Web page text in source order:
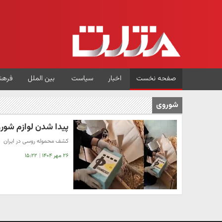
صفحه نخست اخبار سیاست بین الملل
شوروی
پیدا شدن لوازم
کشف محموله روسی در ایران
۲۶ مهر ۱۴۰۴ | ۱۵:۲۲